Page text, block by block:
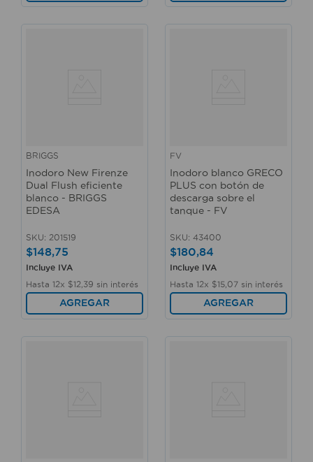
BRIGGS
Inodoro New Firenze
Dual Flush eficiente
blanco - BRIGGS
EDESA
SKU: 201519
$148,75
Incluye IVA
Hasta 12x $12 39 sin interés
AGREGAR
FV
Inodoro blanco GRECO
PLUS con botón de
descarga sobre el
tanque - FV
SKU: 43400
$180,84
Incluye IVA
Hasta 12x $15 07 sin interés
AGREGAR